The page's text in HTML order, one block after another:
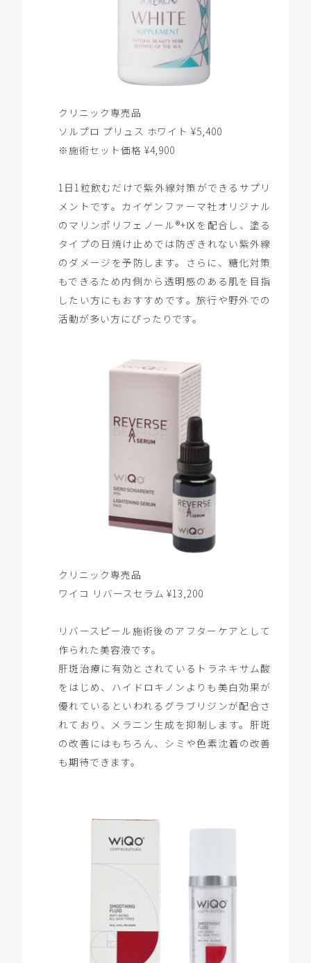
クリニック専売品
ソルプロ プリュス ホワイト ¥5,400
※施術セット価格 ¥4,900
1日1粒飲むだけで紫外線対策ができるサプリ
メントです。カイゲンファーマ社オリジナル
のマリンポリフェノール®+Ⅸを配合し、塗る
タイプの日焼け止めでは防ぎきれない紫外線
のダメージを予防します。さらに、糖化対策
もできるため内側から透明感のある肌を目指
したい方にもおすすめです。旅行や野外での
活動が多い方にぴったりです。
クリニック専売品
ワイコ リバースセラム ¥13,200
リバースピール施術後のアフターケアとして
作られた美容液です。
肝斑治療に有効とされているトラネキサム酸
をはじめ、ハイドロキノンよりも美白効果が
優れているといわれるグラブリジンが配合さ
れており、メラニン生成を抑制します。肝斑
の改善にはもちろん、シミや色素沈着の改善
も期待できます。